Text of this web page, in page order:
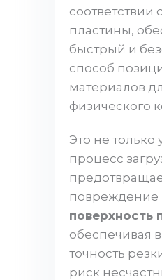
соответствии
пластины,
быстрый и
способ
материалов
физического
Это не только
процесс
повреждение
поверхность
обеспечивая
точность
риск